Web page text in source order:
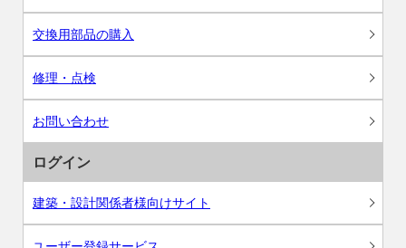
交換用部品の購入
修理・点検
お問い合わせ
ログイン
建築・設計関係者様向けサイト